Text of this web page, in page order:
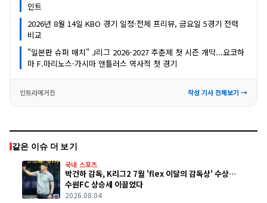
인트
2026년 8월 14일 KBO 경기 일정·전체 프리뷰, 금요일 5경기 전력
비교
"일본판 슈퍼 매치" J리그 2026-2027 추춘제 첫 시즌 개막...요코하
마 F.마리노스·가시마 앤틀러스 역사적 첫 경기
인트라매거진 작성 기사 전체보기 →
같은 이슈 더 보기
국내 스포츠
박건하 감독, K리그2 7월 'flex 이달의 감독상' 수상…
수원FC 상승세 이끌었다
2026.08.04